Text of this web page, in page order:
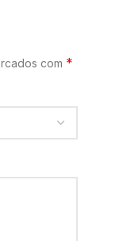
com *